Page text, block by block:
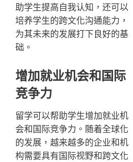
助学生提高自我认知，还可以
培养学生的跨文化沟通能力，
为其未来的发展打下良好的基
础。
增加就业机会和国际
竞争力
留学可以帮助学生增加就业机
会和国际竞争力。随着全球化
的发展，越来越多的企业和机
构需要具有国际视野和跨文化